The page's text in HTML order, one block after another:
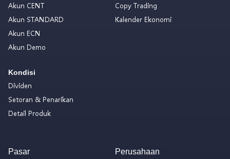
Akun CENT
Akun STANDARD
Akun ECN
Akun Demo
Kondisi
Dividen
Setoran & Penarikan
Detail Produk
Copy Trading
Kalender Ekonomi
Pasar Perusahaan